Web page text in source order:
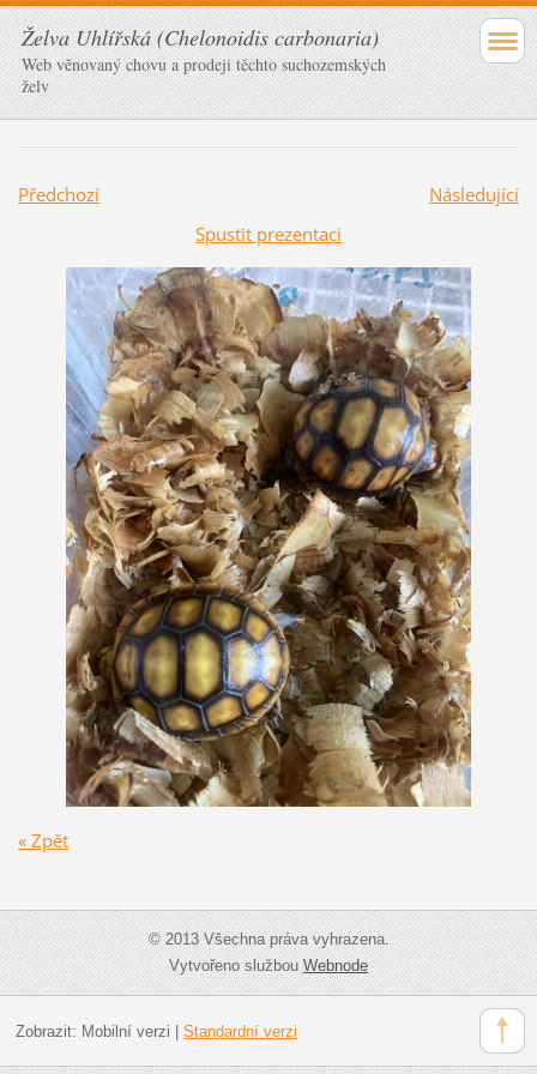
Želva Uhlířská (Chelonoidis carbonaria)
Web věnovaný chovu a prodeji těchto suchozemských
želv
Předchozí
Následující
Spustit prezentaci
« Zpět
© 2013 Všechna práva vyhrazena.
Vytvořeno službouWebnode
Zobrazit: Mobilní verzi Standardní verzi